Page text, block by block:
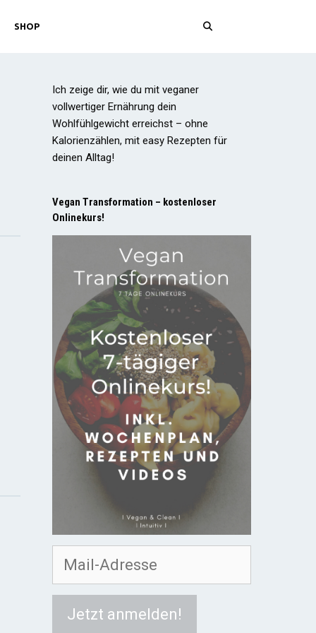
SHOP
Ich zeige dir, wie du mit veganer
vollwertiger Ernährung dein
Wohlfühlgewicht erreichst – ohne
Kalorienzählen, mit easy Rezepten für
deinen Alltag!
Vegan Transformation – kostenloser
Onlinekurs!